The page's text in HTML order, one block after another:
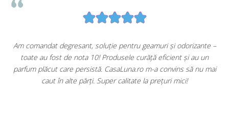
Am comandat degresant, soluție pentru geamuri și odorizante –
toate au fost de nota 10! Produsele curăță eficient și au un
parfum plăcut care persistă. CasaLuna.ro m-a convins să nu mai
caut în alte părți. Super calitate la prețuri mici!